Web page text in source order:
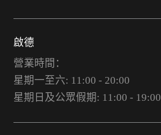
啟德
營業時間：
星期一至六: 11:00 - 20:00
星期日及公眾假期: 11:00 - 19:00